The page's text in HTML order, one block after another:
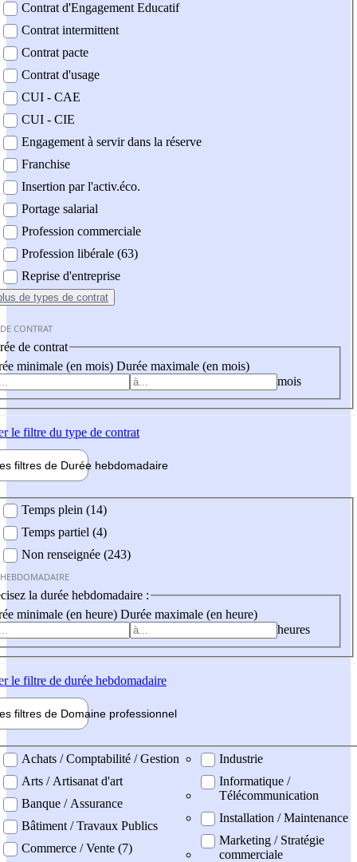
Contrat d'Engagement Educatif
Contrat intermittent
Contrat pacte
Contrat d'usage
CUI - CAE
CUI - CIE
Engagement à servir dans la réserve
Franchise
Insertion par l'activ.éco.
Portage salarial
Profession commerciale
Profession libérale (63)
Reprise d'entreprise
de types de contrat
CONTRAT
de contrat
minimale (en mois) Durée maximale (en mois)
mois
le filtre du type de contrat
filtres de Durée hebdomadaire
Temps plein (14)
Temps partiel (4)
Non renseignée (243)
la durée hebdomadaire :
minimale (en heure) Durée maximale (en heure)
heures
le filtre de durée hebdomadaire
filtres de Domaine professionnel
professionel
Achats / Comptabilité / Gestion
Arts / Artisanat d'art
Banque / Assurance
Bâtiment / Travaux Publics
Commerce / Vente (7)
Industrie
Informatique /
Télécommunication
Installation / Maintenance
Marketing / Stratégie
commerciale